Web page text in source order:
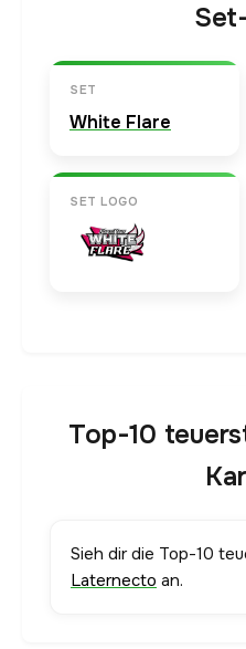
SET
White Flare
SET LOGO
Top-10
Sieh dir die Top-10
Laternecto an.